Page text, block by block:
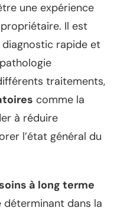
une expérience
Il est
rapide et
traitements,
comme la
à réduire
l’état général du
à long terme
dans la